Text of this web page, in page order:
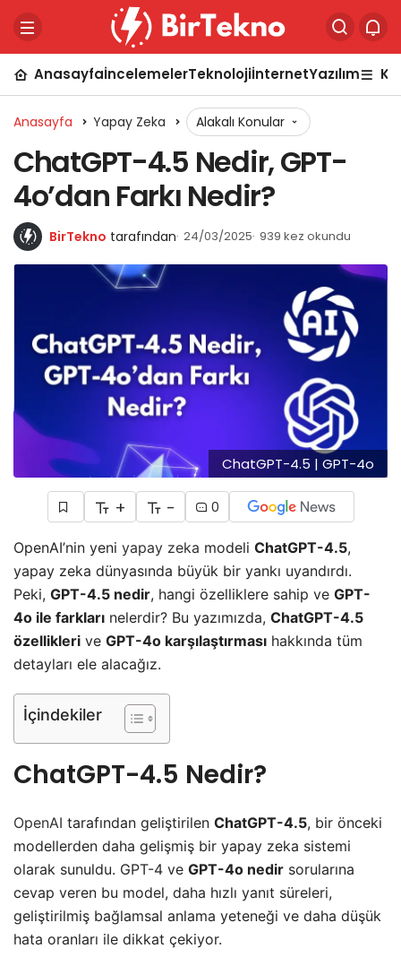
AnasayfaİncelemelerTeknolojiİnternetYazılım
Anasayfa Yapay Zeka Alakalı Konular
ChatGPT-4.5 Nedir, GPT-
4o’dan Farkı Nedir?
BirTekno tarafından 24/03/2025 939 kez okundu
ChatGPT-4.5 | GPT-4o
+ - 0
OpenAI’nin yeni yapay zeka modeli ChatGPT-4.5,
yapay zeka dünyasında büyük bir yankı uyandırdı.
Peki, GPT-4.5 nedir, hangi özelliklere sahip ve GPT-
4o ile farkları nelerdir? Bu yazımızda, ChatGPT-4.5
özellikleri ve GPT-4o karşılaştırması hakkında tüm
detayları ele alacağız.
İçindekiler
ChatGPT-4.5 Nedir?
OpenAI tarafından geliştirilen ChatGPT-4.5, bir önceki
modellerden daha gelişmiş bir yapay zeka sistemi
olarak sunuldu. GPT-4 ve GPT-4o nedir sorularına
cevap veren bu model, daha hızlı yanıt süreleri,
geliştirilmiş bağlamsal anlama yeteneği ve daha düşük
hata oranları ile dikkat çekiyor.